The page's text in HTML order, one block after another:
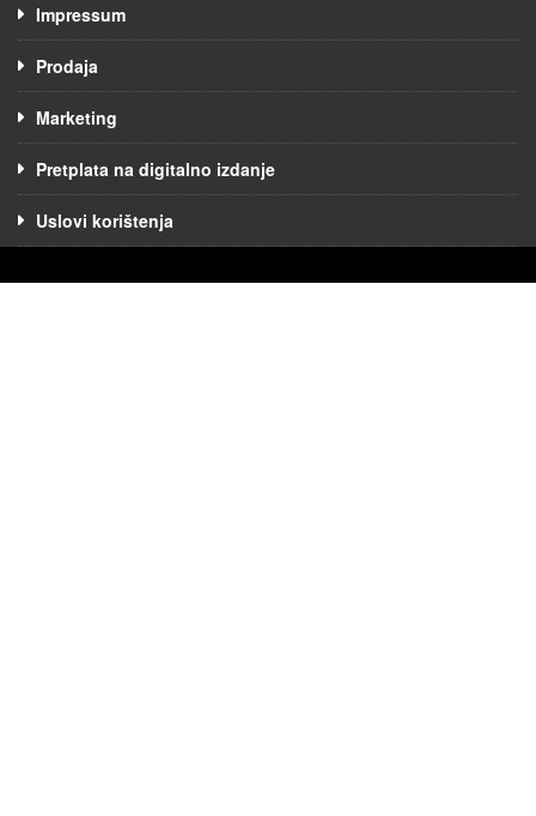
Impressum
Prodaja
Marketing
Pretplata na digitalno izdanje
Uslovi korištenja